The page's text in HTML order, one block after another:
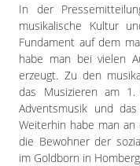
In der
musikalische Kultur
Fundament auf dem
habe man bei vielen
erzeugt. Zu den
das Musizieren am
Adventsmusik und
Weiterhin habe man
die Bewohner der
im Goldborn in